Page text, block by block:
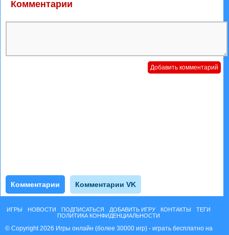
Комментарии
Комментарии Комментарии VK
ИГРЫ НОВОСТИ ПОДПИСАТЬСЯ ДОБАВИТЬ ИГРУ КОНТАКТЫ
ТЕГИ
ПОЛИТИКА КОНФИДЕНЦИАЛЬНОСТИ
© Copyright 2026 Игры онлайн (более 30000 игр) - играть бесплатно на